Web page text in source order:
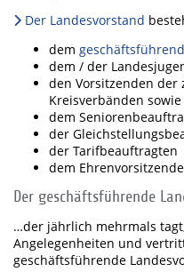
Der Landesvorstand
dem
dem / der
den Vorsitzenden
Kreisverbänden sowie
dem
der
der Tarifbeauftragten
dem
Der geschäftsführende
…der jährlich mehrmals
Angelegenheiten und
geschäftsführende